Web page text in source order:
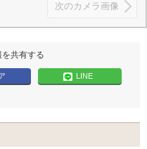
次のカメラ画像
共有する
LINE